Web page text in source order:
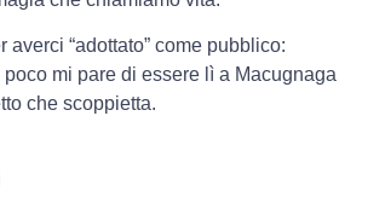
averci “adottato” come pubblico:
poco mi pare di essere lì a Macugnaga
che scoppietta.